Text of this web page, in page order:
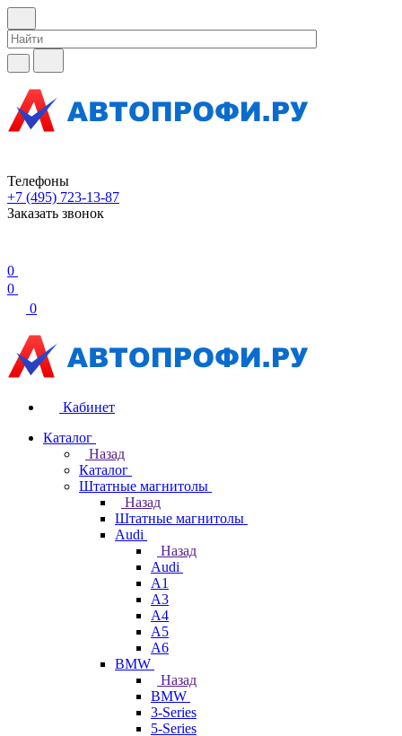
Телефоны
+7 (495) 723-13-87
Заказать звонок
0
0
0
Кабинет
Каталог
Назад
Каталог
Штатные магнитолы
Назад
Штатные магнитолы
Audi
Назад
Audi
A1
A3
A4
A5
A6
BMW
Назад
BMW
3-Series
5-Series